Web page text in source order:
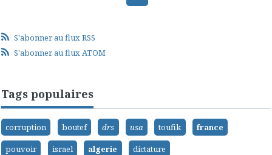
S'abonner au flux RSS
S'abonner au flux ATOM
Tags populaires
corruption boutef drs usa toufik
france
pouvoir
israel algerie dictature